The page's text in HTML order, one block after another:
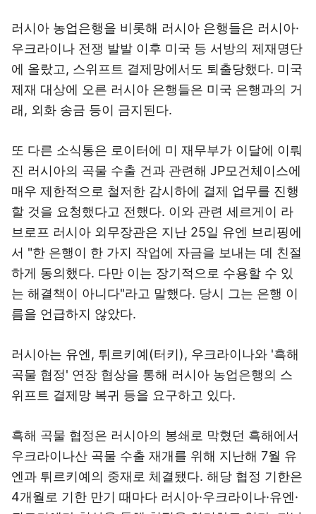
러시아 농업은행을 비롯해 러시아 은행들은 러시아·
우크라이나 전쟁 발발 이후 미국 등 서방의 제재명단
에 올랐고, 스위프트 결제망에서도 퇴출당했다. 미국
제재 대상에 오른 러시아 은행들은 미국 은행과의 거
래, 외화 송금 등이 금지된다.
또 다른 소식통은 로이터에 미 재무부가 이달에 이뤄
진 러시아의 곡물 수출 건과 관련해 JP모건체이스에
매우 제한적으로 철저한 감시하에 결제 업무를 진행
할 것을 요청했다고 전했다. 이와 관련 세르게이 라
브로프 러시아 외무장관은 지난 25일 유엔 브리핑에
서 "한 은행이 한 가지 작업에 자금을 보내는 데 친절
하게 동의했다. 다만 이는 장기적으로 수용할 수 있
는 해결책이 아니다"라고 말했다. 당시 그는 은행 이
름을 언급하지 않았다.
러시아는 유엔, 튀르키예(터키), 우크라이나와 '흑해
곡물 협정' 연장 협상을 통해 러시아 농업은행의 스
위프트 결제망 복귀 등을 요구하고 있다.
흑해 곡물 협정은 러시아의 봉쇄로 막혔던 흑해에서
우크라이나산 곡물 수출 재개를 위해 지난해 7월 유
엔과 튀르키예의 중재로 체결됐다. 해당 협정 기한은
4개월로 기한 만기 때마다 러시아·우크라이나·유엔·